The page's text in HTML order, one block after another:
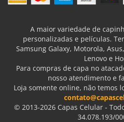
A maior variedade de
personalizadas e películas.
Samsung Galaxy, Motorola,
Lenovo e
Para compras de capa no
nosso atendimento e
Loja somente online, não temos
© 2013-2026 Capas Celular -
34.078.193/